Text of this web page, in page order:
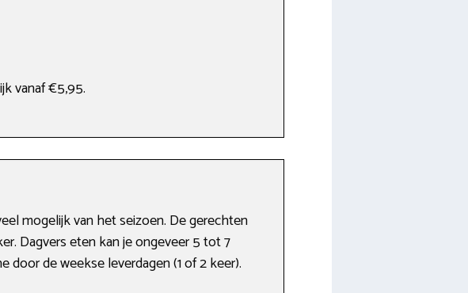
vanaf €5,95.
mogelijk van het seizoen. De gerechten
Dagvers eten kan je ongeveer 5 tot 7
de weekse leverdagen (1 of 2 keer).